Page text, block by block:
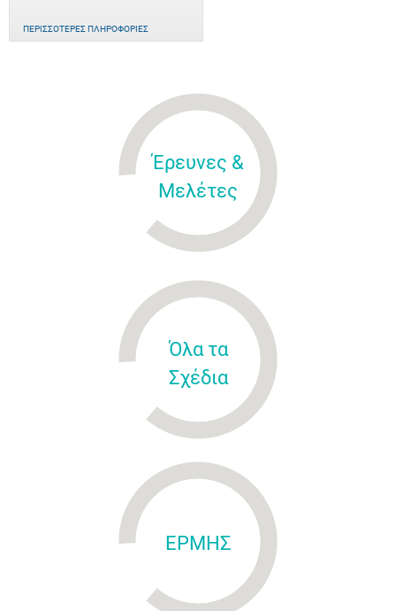
ΠΕΡΙΣΣΌΤΕΡΕΣ ΠΛΗΡΟΦΟΡΊΕΣ
Έρευνες &
Μελέτες
Όλα τα
Σχέδια
ΕΡΜΗΣ